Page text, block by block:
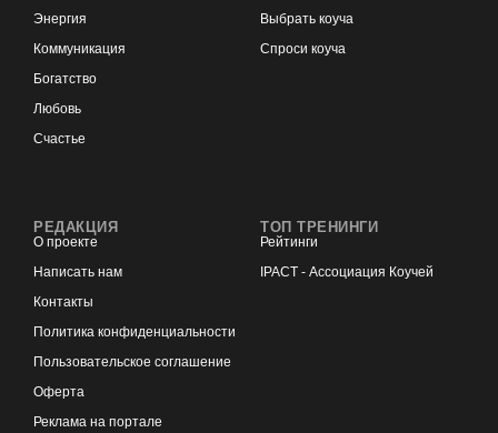
Энергия
Коммуникация
Богатство
Любовь
Счастье
Выбрать коуча
Спроси коуча
РЕДАКЦИЯ
О проекте
Написать нам
Контакты
Политика конфиденциальности
Пользовательское соглашение
Оферта
Реклама на портале
ТОП ТРЕНИНГИ
Рейтинги
IPACT - Ассоциация Коучей